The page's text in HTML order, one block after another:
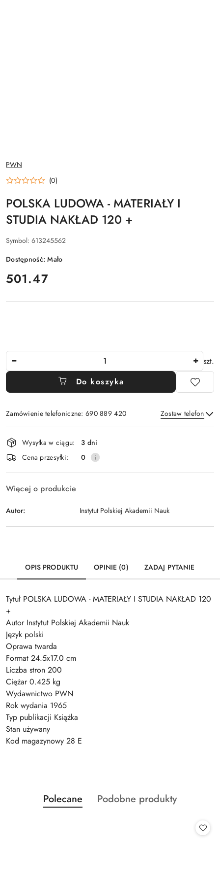
NAZWA
PRODUCENTA:
PWN
(0)
POLSKA LUDOWA - MATERIAŁY I
STUDIA NAKŁAD 120 +
Symbol: 613245562
Dostępność:Mało
cena:
501.47
szt.
Do koszyka
Zamówienie telefoniczne: 690 889 420 Zostaw telefon
Wyślij
Dostępność
i
dostawa
Wysyłka w ciągu:
3 dni
Cena przesyłki:
0
Więcej o produkcie
Autor: Instytut Polskiej Akademii Nauk
OPIS PRODUKTU OPINIE (0) ZADAJ PYTANIE
Tytuł POLSKA LUDOWA - MATERIAŁY I STUDIA NAKŁAD 120
+
Autor Instytut Polskiej Akademii Nauk
Język polski
Oprawa twarda
Format 24.5x17.0 cm
Liczba stron 200
Ciężar 0.425 kg
Wydawnictwo PWN
Rok wydania 1965
Typ publikacji Książka
Stan używany
Kod magazynowy 28 E
Pomiń karuzelę produktów
Produkty
o
Polecane
Produkty
Podobne produkty